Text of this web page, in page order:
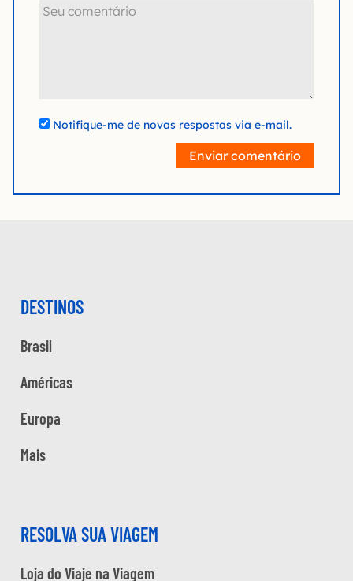
Notifique-me de novas respostas via e-mail.
Enviar comentário
DESTINOS
Brasil
Américas
Europa
Mais
RESOLVA SUA VIAGEM
Loja do Viaje na Viagem